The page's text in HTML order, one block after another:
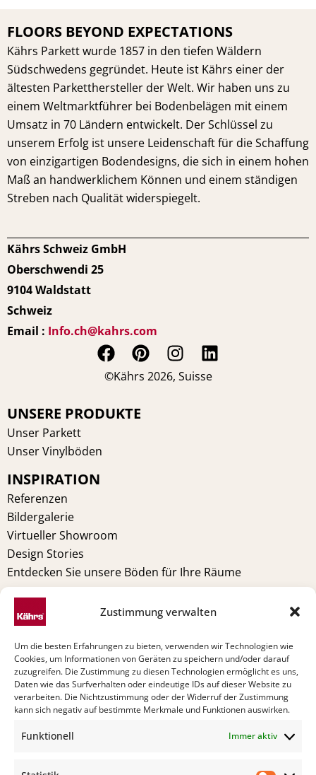
Zustimmung verwalten
Um die besten Erfahrungen zu bieten, verwenden wir Technologien wie
Cookies, um Informationen von Geräten zu speichern und/oder darauf
zuzugreifen. Die Zustimmung zu diesen Technologien ermöglicht es uns,
Daten wie das Surfverhalten oder eindeutige IDs auf dieser Website zu
verarbeiten. Die Nichtzustimmung oder der Widerruf der Zustimmung
kann sich negativ auf bestimmte Merkmale und Funktionen auswirken.
Funktionell Immer aktiv
FLOORS BEYOND EXPECTATIONS
Kährs Parkett wurde 1857 in den tiefen Wäldern
Südschwedens gegründet. Heute ist Kährs einer der
ältesten Parketthersteller der Welt. Wir haben uns zu
einem Weltmarktführer bei Bodenbelägen mit einem
Umsatz in 70 Ländern entwickelt. Der Schlüssel zu
unserem Erfolg ist unsere Leidenschaft für die Schaffung
von einzigartigen Bodendesigns, die sich in einem hohen
Maß an handwerklichem Können und einem ständigen
Streben nach Qualität widerspiegelt.
Kährs Schweiz GmbH
Oberschwendi 25
9104 Waldstatt
Schweiz
Email : Info.ch@kahrs.com
F
a
e
P
i
t
I
n
L
i
©Kährs 2026, Suisse
UNSERE PRODUKTE
Unser Parkett
Unser Vinylböden
INSPIRATION
Referenzen
Bildergalerie
Virtueller Showroom
Design Stories
Entdecken Sie unsere Böden für Ihre Räume
RECHTLICHE HINWEISE
Warnung
Datenschutzerklärung (EU)
Allgemeine Bedingungen
Cookie Policy (EU)
Pflege